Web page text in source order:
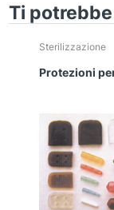
Ti
Sterilizzazione
Protezioni